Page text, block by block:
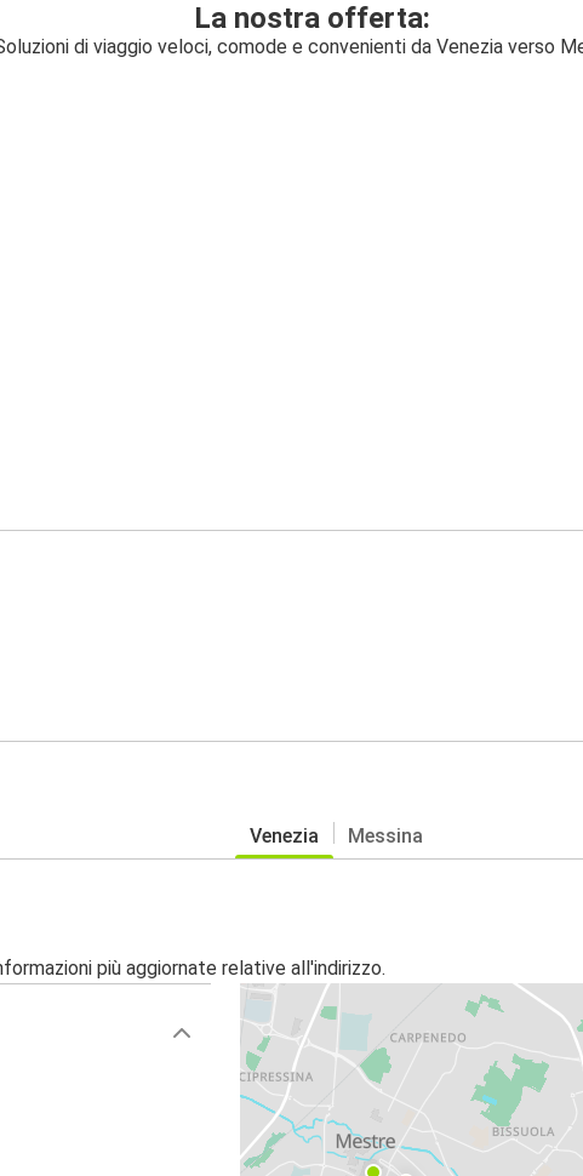
La nostra offerta:
di viaggio veloci, comode e convenienti da Venezia verso
Venezia Messina
più aggiornate relative all'indirizzo.